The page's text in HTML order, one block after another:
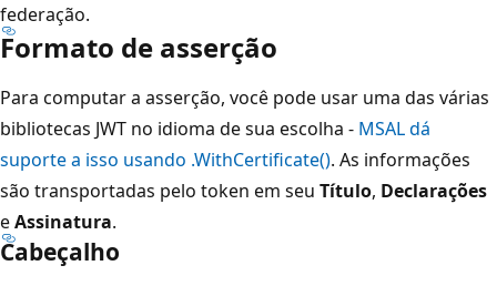
federação.
Formato de asserção
Para computar a asserção, você pode usar uma das várias
bibliotecas JWT no idioma de sua escolha - MSAL dá
suporte a isso usando .WithCertificate(). As informações
são transportadas pelo token em seu Título, Declarações
eAssinatura.
Cabeçalho